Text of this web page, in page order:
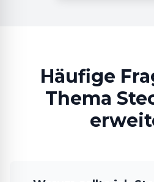
Häufige
Thema